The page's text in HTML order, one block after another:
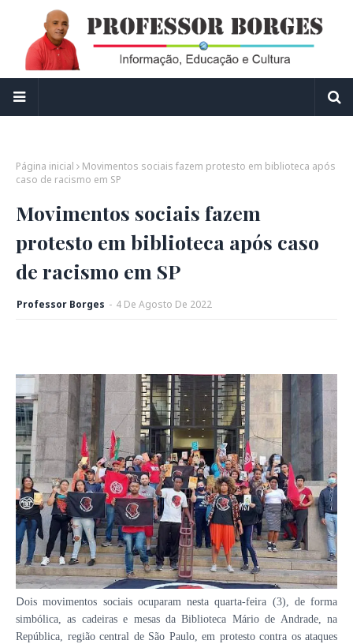
Página inicial
Movimentos sociais fazem protesto em biblioteca após
caso de racismo em SP
Movimentos sociais fazem
protesto em biblioteca após caso
de racismo em SP
Professor Borges - 4 De Agosto De 2022
Dois movimentos sociais ocuparam nesta quarta-feira (3), de forma
simbólica, as cadeiras e mesas da Biblioteca Mário de Andrade, na
República, região central de São Paulo, em protesto contra os ataques